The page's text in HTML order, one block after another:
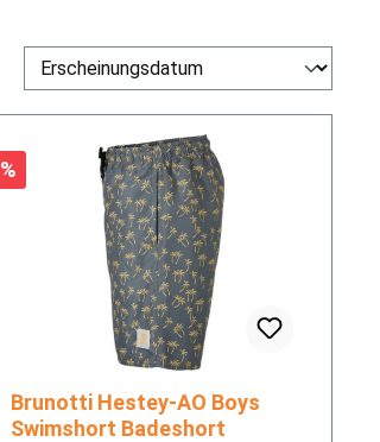
Rabatt
%
Brunotti Hestey-AO Boys
Swimshort Badeshort